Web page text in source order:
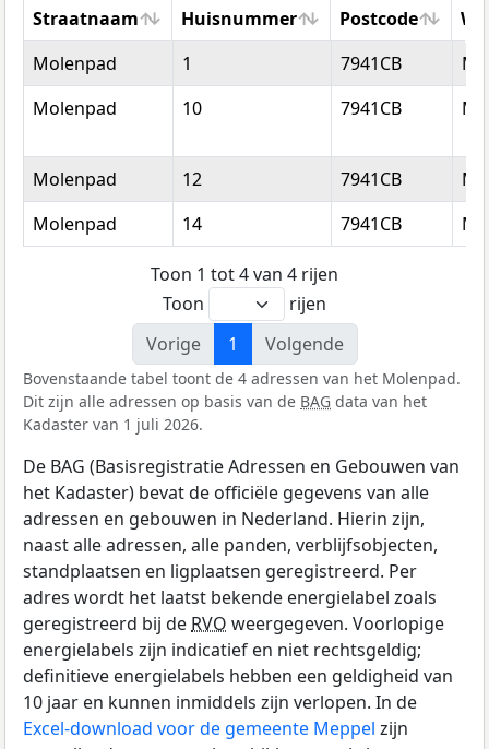
Straatnaam Huisnummer Postcode
Straatnaam
Huisnummer Postcode
Molenpad 1 7941CB
Molenpad
10 7941CB
Molenpad 12 7941CB
Molenpad
14 7941CB
Toon 1 tot 4 van 4 rijen
Toon
rijen
Vorige
1 Volgende
Bovenstaande tabel toont de 4 adressen van het Molenpad.
Dit zijn alle adressen op basis van de BAG data van het
Kadaster van 1 juli 2026.
De BAG (Basisregistratie Adressen en Gebouwen van
het Kadaster) bevat de officiële gegevens van alle
adressen en gebouwen in Nederland. Hierin zijn,
naast alle adressen, alle panden, verblijfsobjecten,
standplaatsen en ligplaatsen geregistreerd. Per
adres wordt het laatst bekende energielabel zoals
geregistreerd bij de RVO weergegeven. Voorlopige
energielabels zijn indicatief en niet rechtsgeldig;
definitieve energielabels hebben een geldigheid van
10 jaar en kunnen inmiddels zijn verlopen. In de
Excel-download voor de gemeente Meppel zijn